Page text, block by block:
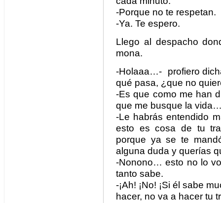
-Porque no te respetan.
-Ya. Te espero.
Llego al despacho
mona.
-Holaaa…- profiero
qué pasa, ¿que no
-Es que como me han
que me busque la
-Le habrás entendido
esto es cosa de tu
porque ya se te
alguna duda y querías
-Nonono… esto no lo
tanto sabe.
-¡Ah! ¡No! ¡Si él sabe
hacer, no va a hacer tu